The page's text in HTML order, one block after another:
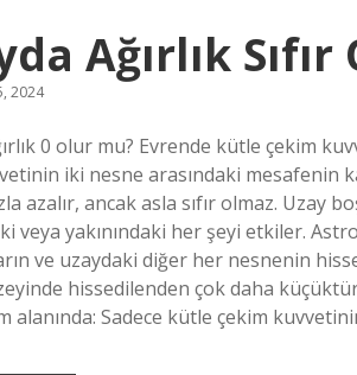
Ağırlık
2024
0 olur mu? Evrende kütle çekim
iki nesne arasındaki mesafenin
azalır, ancak asla sıfır olmaz. Uzay
veya yakınındaki her şeyi etkiler.
ve uzaydaki diğer her nesnenin
hissedilenden çok daha
alanında: Sadece kütle çekim